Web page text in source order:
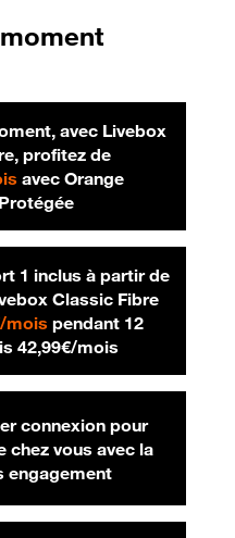
avec Livebox
profitez de
20 € par mois
avec Orange
1 inclus à partir de
Classic Fibre
mois29,99 € par mois
pendant 12
42,99€/mois42,99 € par
connexion pour
chez vous avec la
engagement